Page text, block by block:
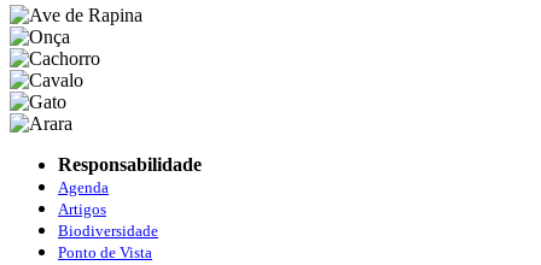
Responsabilidade
Agenda
Artigos
Biodiversidade
Ponto de Vista